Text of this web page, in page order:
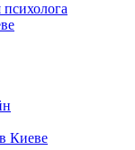
Киеве